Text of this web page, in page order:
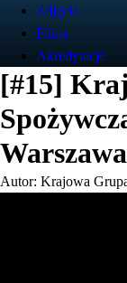
Zdjęcia
Filmy
Akredytacje
[#15]
Warszawa
Autor: Krajowa